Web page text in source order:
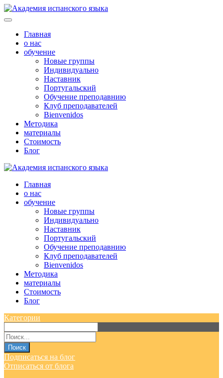
Главная
о нас
обучение
Новые группы
Индивидуально
Наставник
Португальский
Обучение преподавнию
Клуб преподавателей
Bienvenidos
Методика
материалы
Стоимость
Блог
Главная
о нас
обучение
Новые группы
Индивидуально
Наставник
Португальский
Обучение преподавнию
Клуб преподавателей
Bienvenidos
Методика
материалы
Стоимость
Блог
Категории
Поиск
Подписаться на блог
Отписаться от блога